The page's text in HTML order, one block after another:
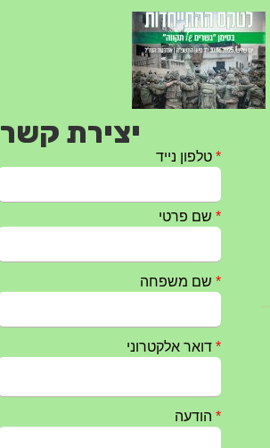
טקס ההתיחדות עם החללים לשנת 2025 – 10 יוני 2025
מופע הגבעטרון ב 10.10.2024 נדחה בשל המצב הבטחוני
חרבות ברזל – הודעה 1 – 14.10.2023
יצירת קשר